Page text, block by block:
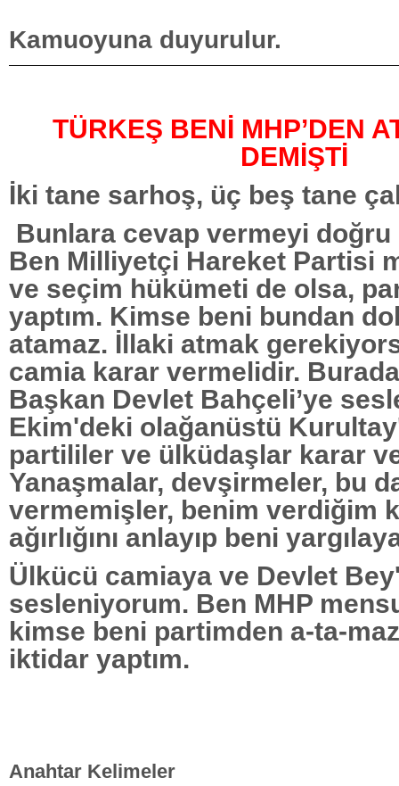
Kamuoyuna duyurulur.
TÜRKEŞ BENİ MHP’DEN
DEMİŞTİ
İki tane sarhoş, üç beş tane
Bunlara cevap vermeyi
Ben Milliyetçi Hareket Partisi
ve seçim hükümeti de olsa,
yaptım. Kimse beni bundan
atamaz. İllaki atmak
camia karar vermelidir.
Başkan Devlet Bahçeli’ye
Ekim'deki olağanüstü
partililer ve ülküdaşlar karar
Yanaşmalar, devşirmeler, bu
vermemişler, benim verdiğim
ağırlığını anlayıp beni
Ülkücü camiaya ve Devlet
sesleniyorum. Ben MHP
kimse beni partimden a-ta-
iktidar yaptım.
Anahtar Kelimeler